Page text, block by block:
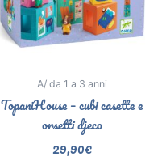
A/ da 1 a 3 anni
TopaniHouse – cubi casette e
orsetti djeco
29,90€